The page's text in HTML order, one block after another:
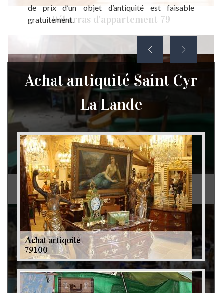
Débarras d'appartement 79
Débarras de grenier et cave 79
pour de prix d’un objet d’antiquité est faisable
gratuitement.
Achat antiquité Saint Cyr
La Lande